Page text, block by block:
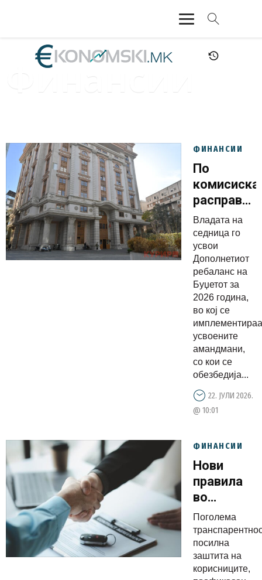
АКТУЕЛНО
БАНКАРСТВО
ЖИВОТ
МОЗАИК
Финансии
ФИНАНСИИ
По
расправа
Владата
го усвои
Ребаланс
–
средства
и за
поддршка
на
и жртвите
на
насилство
Владата на
седница го
усвои
Дополнетиот
ребаланс на
Буџетот за
2026 година,
во кој се
имплементираа
усвоените
амандмани,
со кои се
обезбедија...
22. ЈУЛИ 2026.
@ 10:01
ФИНАНСИИ
Нови
правила
во
лизинг
Поголема
посилна
заштита на
корисниците,